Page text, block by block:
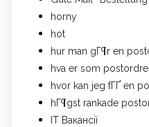
horny
hot
hur man gГ¶r en
hva er som
hvor kan jeg fГҐ en
hГ¶gst rankade
IT Вакансії